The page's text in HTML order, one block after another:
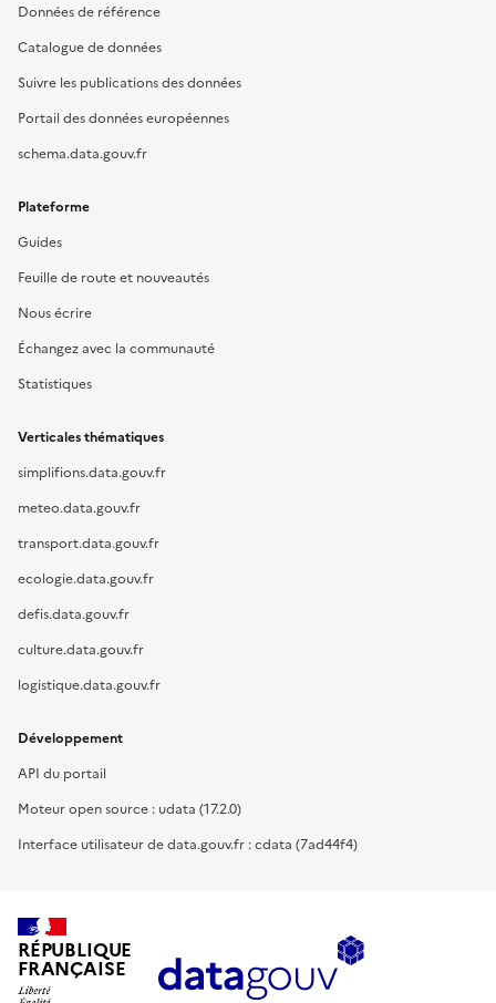
Données de référence
Catalogue de données
Suivre les publications des données
Portail des données européennes
schema.data.gouv.fr
Plateforme
Guides
Feuille de route et nouveautés
Nous écrire
Échangez avec la communauté
Statistiques
Verticales thématiques
simplifions.data.gouv.fr
meteo.data.gouv.fr
transport.data.gouv.fr
ecologie.data.gouv.fr
defis.data.gouv.fr
culture.data.gouv.fr
logistique.data.gouv.fr
Développement
API du portail
Moteur open source : udata (17.2.0)
Interface utilisateur de data.gouv.fr : cdata (7ad44f4)
RÉPUBLIQUE
FRANÇAISE